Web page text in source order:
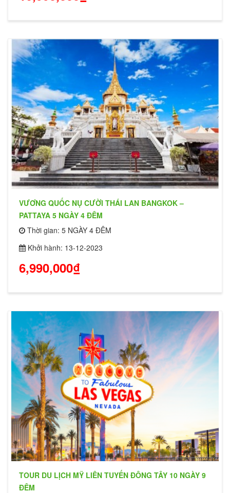
VƯƠNG QUỐC NỤ CƯỜI THÁI LAN BANGKOK –
PATTAYA 5 NGÀY 4 ĐÊM
Thời gian: 5 NGÀY 4 ĐÊM
Khởi hành: 13-12-2023
6,990,000₫
TOUR DU LỊCH MỸ LIÊN TUYẾN ĐÔNG TÂY 10 NGÀY 9
ĐÊM